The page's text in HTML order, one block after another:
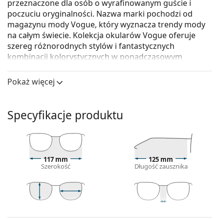
przeznaczone dla osób o wyrafinowanym guście i
poczuciu oryginalności. Nazwa marki pochodzi od
magazynu mody Vogue, który wyznacza trendy mody
na całym świecie. Kolekcja okularów Vogue oferuje
szereg różnorodnych stylów i fantastycznych
kombinacji kolorystycznych w ponadczasowym
Vogue 0VJ 2002 27817C 46
Oprawka okularów
chłodnego odcienia skóry oraz do
ciemnobrązowych, czarnych lub rudych włosów.
Oprawki okularów przeciwsłonecznych Cat Eye
idealnym wyborem, jeśli masz twarz w kształcie
serca, owalną lub romboidalną.
Oprawka okularów przeciwsłonecznych wykonana
jest z wysokiej jakości tworzywa sztucznego, które
Pokaż więcej
Specyfikacje produktu
117 mm
Szerokość
125 mm
Długość zausznika
Wysokość Szerokość Szerokość mostka